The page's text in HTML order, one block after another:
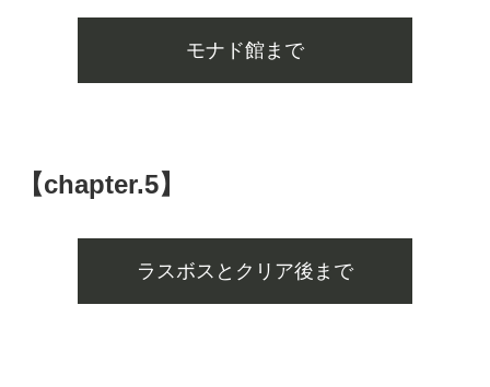
モナド館まで
【chapter.5】
ラスボスとクリア後まで